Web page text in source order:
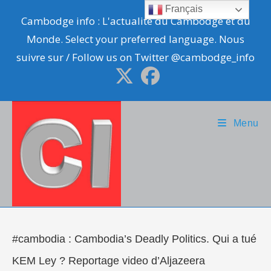
content
Cambodge info : L'actualité du Cambodge et du
Monde. Select your preferred language. Nous
suivre sur / Follow us on Twitter @cambodge_info
Menu
#cambodia : Cambodia’s Deadly Politics. Qui a tué
KEM Ley ? Reportage video d’Aljazeera
Français